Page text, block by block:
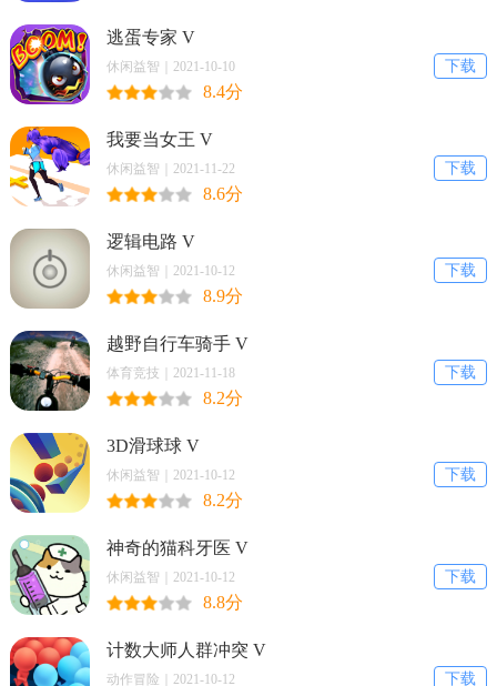
逃蛋专家 V
下载
休闲益智｜2021-10-10
8.4分
我要当女王 V
下载
休闲益智｜2021-11-22
8.6分
逻辑电路 V
下载
休闲益智｜2021-10-12
8.9分
越野自行车骑手 V
下载
体育竞技｜2021-11-18
8.2分
3D滑球球 V
下载
休闲益智｜2021-10-12
8.2分
神奇的猫科牙医 V
下载
休闲益智｜2021-10-12
8.8分
计数大师人群冲突 V
下载
动作冒险｜2021-10-12